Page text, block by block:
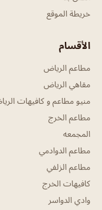
خريطة الموقع
الأقسام
مطاعم الرياض
مقاهي الرياض
منيو مطاعم و كافيهات
مطاعم الخرج
المجمعه
مطاعم الدوادمي
مطاعم الزلفي
كافيهات الخرج
وادي الدواسر